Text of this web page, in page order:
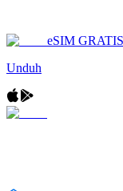
eSIM GRATIS
Unduh